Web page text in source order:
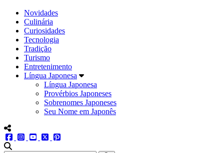
Novidades
Culinária
Curiosidades
Tecnologia
Tradição
Turismo
Entretenimento
Língua Japonesa
Língua Japonesa
Provérbios Japoneses
Sobrenomes Japoneses
Seu Nome em Japonês
menu redes social
facebookinstagram
youtube
twitter